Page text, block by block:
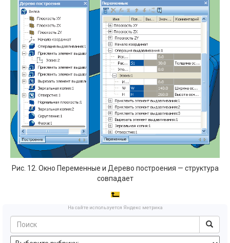
Рис. 12. Окно Переменные и Дерево построения — структура
совпадает
На сайте используется Яндекс метрика